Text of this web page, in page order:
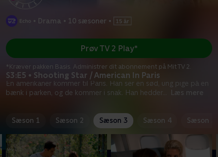
• Drama • 10 sæsoner •
S3:E5 • Shooting Star / American In Paris
En amerikaner kommer til Paris. Han ser en sød, ung pige på en
bænk i parken, og de kommer i snak. Han hedder... Læs mere
Prøv TV 2 Play*
*Kræver pakken Basis. Administrer dit abonnement på Mit TV 2.
Sæson 1 Sæson 2 Sæson 3 Sæson 4 Sæson 5